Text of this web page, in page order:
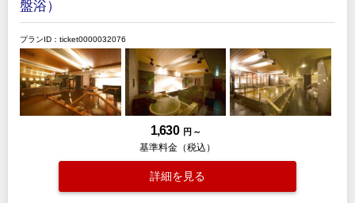
盤浴）
プランID：ticket0000032076
1,630 円 ～
基準料金（税込）
詳細を見る